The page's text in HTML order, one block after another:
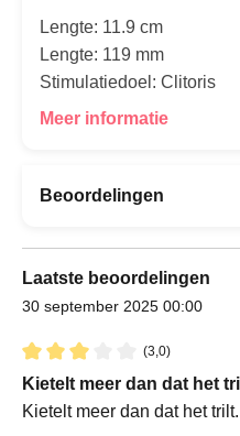
Lengte: 11.9 cm
Lengte: 119 mm
Stimulatiedoel: Clitoris
Meer informatie
Beoordelingen
Laatste beoordelingen
30 september 2025 00:00
(3,0)
Recensie met een
Kietelt meer dan dat het
Kietelt meer dan dat het trilt.